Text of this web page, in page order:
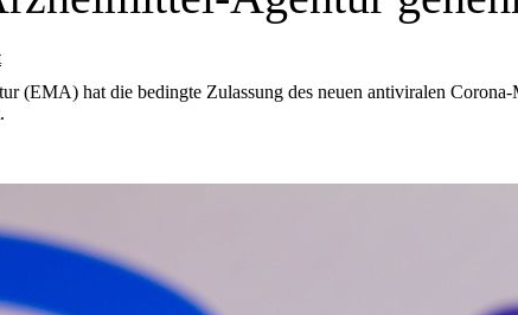
(EMA) hat die bedingte Zulassung des neuen antiviralen